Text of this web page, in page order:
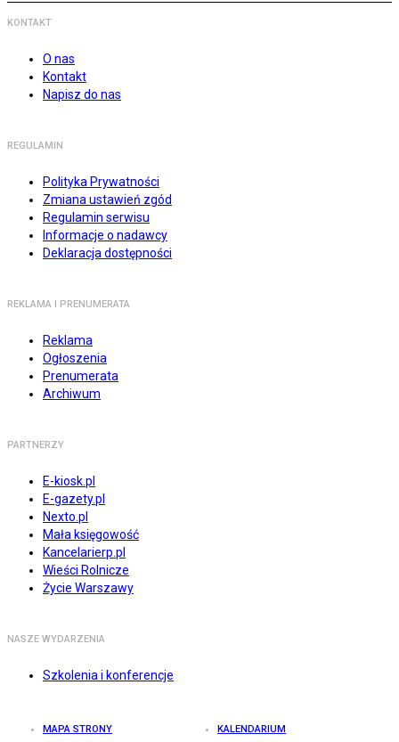
KONTAKT
O nas
Kontakt
Napisz do nas
REGULAMIN
Polityka Prywatności
Zmiana ustawień zgód
Regulamin serwisu
Informacje o nadawcy
Deklaracja dostępności
REKLAMA I PRENUMERATA
Reklama
Ogłoszenia
Prenumerata
Archiwum
PARTNERZY
E-kiosk.pl
E-gazety.pl
Nexto.pl
Mała księgowość
Kancelarierp.pl
Wieści Rolnicze
Życie Warszawy
NASZE WYDARZENIA
Szkolenia i konferencje
MAPA STRONY KALENDARIUM